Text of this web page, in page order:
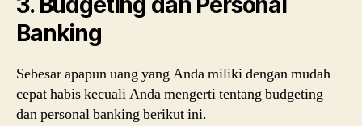
Banking
Sebesar apapun uang yang Anda miliki dengan mudah
cepat habis kecuali Anda mengerti tentang budgeting
dan personal banking berikut ini.